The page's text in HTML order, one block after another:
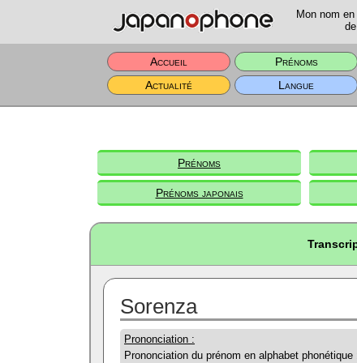
Mon nom
Accueil Prénoms
Actualité
Langue
Prénoms
Prénoms japonais
Sorenza
Prononciation :
Prononciation du prénom en alphabet phonétique